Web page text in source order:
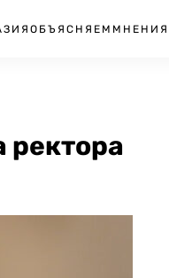
ОБЪЯСНЯЕМ МНЕНИЯ
ректора